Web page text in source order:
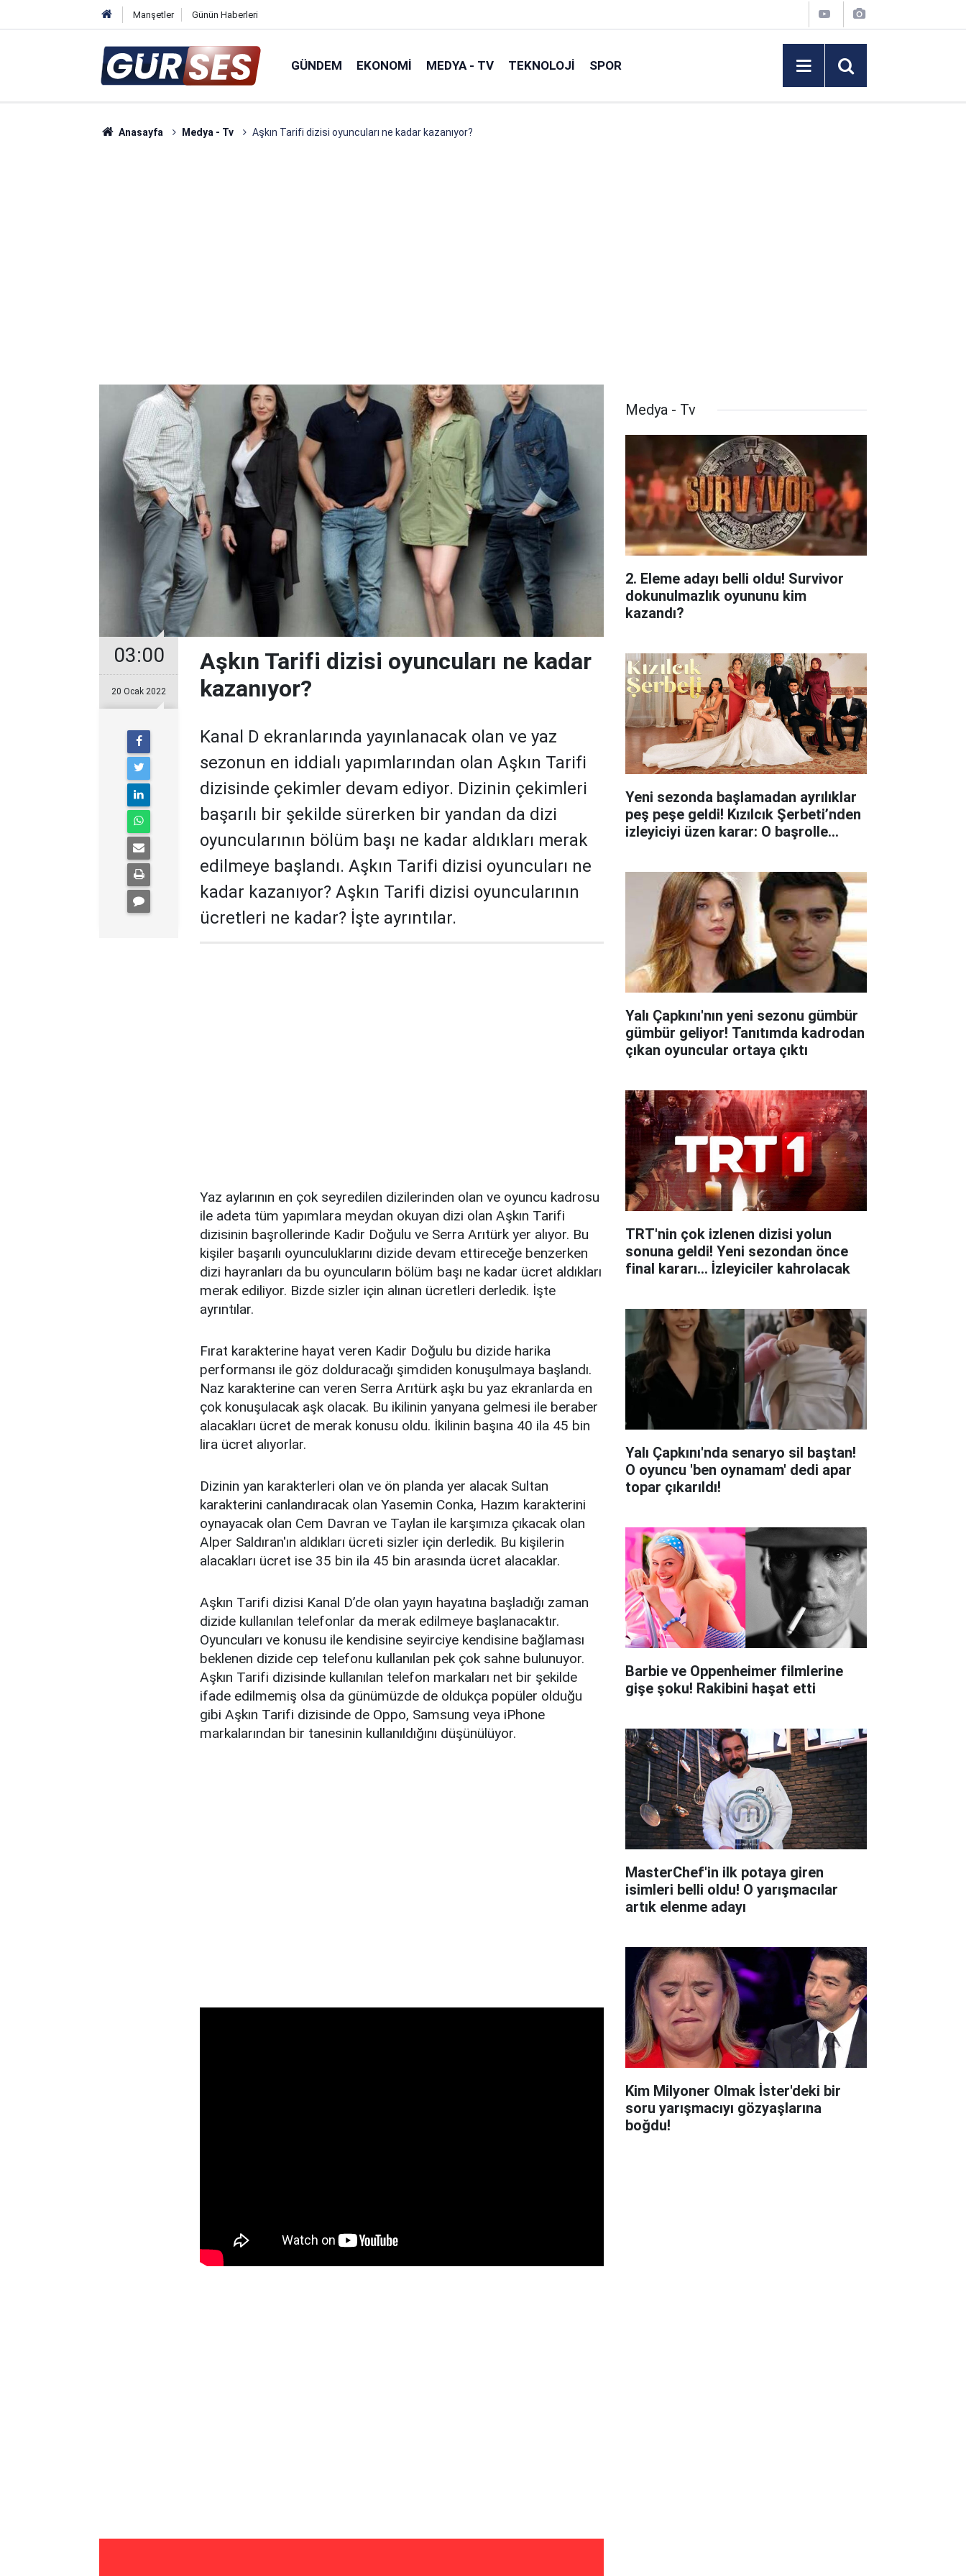
Manşetler Günün Haberleri
GÜNDEM EKONOMI MEDYA - TV TEKNOLOJI SPOR
Anasayfa Medya - Tv Aşkın Tarifi dizisi oyuncuları ne kadar kazanıyor?
03:00
20 Ocak 2022
Aşkın Tarifi dizisi oyuncuları ne kadar
kazanıyor?
Kanal D ekranlarında yayınlanacak olan ve yaz
sezonun en iddialı yapımlarından olan Aşkın Tarifi
dizisinde çekimler devam ediyor. Dizinin çekimleri
başarılı bir şekilde sürerken bir yandan da dizi
oyuncularının bölüm başı ne kadar aldıkları merak
edilmeye başlandı. Aşkın Tarifi dizisi oyuncuları ne
kadar kazanıyor? Aşkın Tarifi dizisi oyuncularının
ücretleri ne kadar? İşte ayrıntılar.
Yaz aylarının en çok seyredilen dizilerinden olan ve oyuncu kadrosu
ile adeta tüm yapımlara meydan okuyan dizi olan Aşkın Tarifi
dizisinin başrollerinde Kadir Doğulu ve Serra Arıtürk yer alıyor. Bu
kişiler başarılı oyunculuklarını dizide devam ettireceğe benzerken
dizi hayranları da bu oyuncuların bölüm başı ne kadar ücret aldıkları
merak ediliyor. Bizde sizler için alınan ücretleri derledik. İşte
ayrıntılar.
Fırat karakterine hayat veren Kadir Doğulu bu dizide harika
performansı ile göz dolduracağı şimdiden konuşulmaya başlandı.
Naz karakterine can veren Serra Arıtürk aşkı bu yaz ekranlarda en
çok konuşulacak aşk olacak. Bu ikilinin yanyana gelmesi ile beraber
alacakları ücret de merak konusu oldu. İkilinin başına 40 ila 45 bin
lira ücret alıyorlar.
Dizinin yan karakterleri olan ve ön planda yer alacak Sultan
karakterini canlandıracak olan Yasemin Conka, Hazım karakterini
oynayacak olan Cem Davran ve Taylan ile karşımıza çıkacak olan
Alper Saldıran'ın aldıkları ücreti sizler için derledik. Bu kişilerin
alacakları ücret ise 35 bin ila 45 bin arasında ücret alacaklar.
Aşkın Tarifi dizisi Kanal D’de olan yayın hayatına başladığı zaman
dizide kullanılan telefonlar da merak edilmeye başlanacaktır.
Oyuncuları ve konusu ile kendisine seyirciye kendisine bağlaması
beklenen dizide cep telefonu kullanılan pek çok sahne bulunuyor.
Aşkın Tarifi dizisinde kullanılan telefon markaları net bir şekilde
ifade edilmemiş olsa da günümüzde de oldukça popüler olduğu
gibi Aşkın Tarifi dizisinde de Oppo, Samsung veya iPhone
markalarından bir tanesinin kullanıldığını düşünülüyor.
Medya - Tv
2. Eleme adayı belli oldu! Survivor
dokunulmazlık oyununu kim
kazandı?
Yeni sezonda başlamadan ayrılıklar
peş peşe geldi! Kızılcık Şerbeti’nden
izleyiciyi üzen karar: O başrolle
Yalı Çapkını'nın yeni sezonu gümbür
gümbür geliyor! Tanıtımda kadrodan
çıkan oyuncular ortaya çıktı
TRT'nin çok izlenen dizisi yolun
sonuna geldi! Yeni sezondan önce
final kararı... İzleyiciler kahrolacak
Yalı Çapkını'nda senaryo sil baştan!
O oyuncu 'ben oynamam' dedi apar
topar çıkarıldı!
Barbie ve Oppenheimer filmlerine
gişe şoku! Rakibini haşat etti
MasterChef'in ilk potaya giren
isimleri belli oldu! O yarışmacılar
artık elenme adayı
Kim Milyoner Olmak İster'deki bir
soru yarışmacıyı gözyaşlarına
boğdu!